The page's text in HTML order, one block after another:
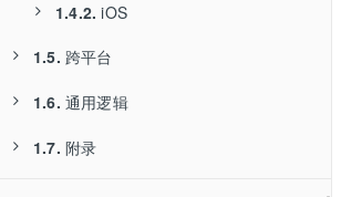
1.3.1.2.
1.3.1.3.
1.4.1.1.
1.4.2. iOS
1.4.2.1.
1.5. 跨平台
1.5.1.Appium
1.6. 通用逻辑
1.6.1.
1.7. 附录